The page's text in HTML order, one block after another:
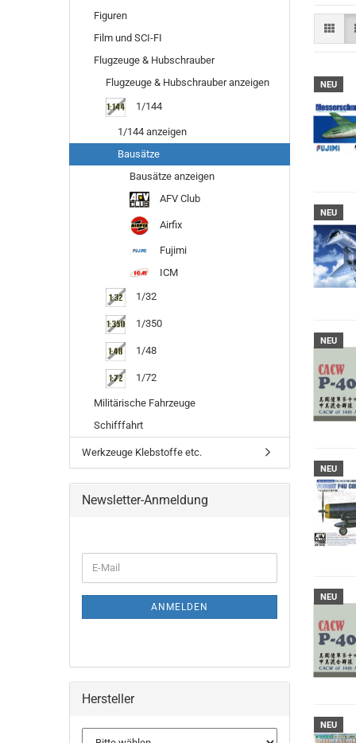
NEU
NEU
NEU
NEU
NEU
NEU
Figuren
Film und SCI-FI
Flugzeuge & Hubschrauber
Flugzeuge & Hubschrauber anzeigen
1/144
1/144 anzeigen
Bausätze
Bausätze anzeigen
AFV Club
Airfix
Fujimi
ICM
1/32
1/350
1/48
1/72
Militärische Fahrzeuge
Schifffahrt
Werkzeuge Klebstoffe etc.
Newsletter-Anmeldung
ZUR
E-
Mail
ANMELDEN
Hersteller